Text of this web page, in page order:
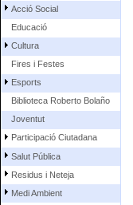
Acció Social
Educació
Cultura
Fires i Festes
Esports
Biblioteca Roberto Bolaño
Joventut
Participació Ciutadana
Salut Pública
Residus i Neteja
Medi Ambient